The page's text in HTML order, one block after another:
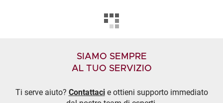
SIAMO SEMPRE
AL TUO SERVIZIO
Ti serve aiuto? Contattacie ottieni supporto immediato